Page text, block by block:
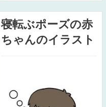
寝転ぶポーズの赤
ちゃんのイラスト